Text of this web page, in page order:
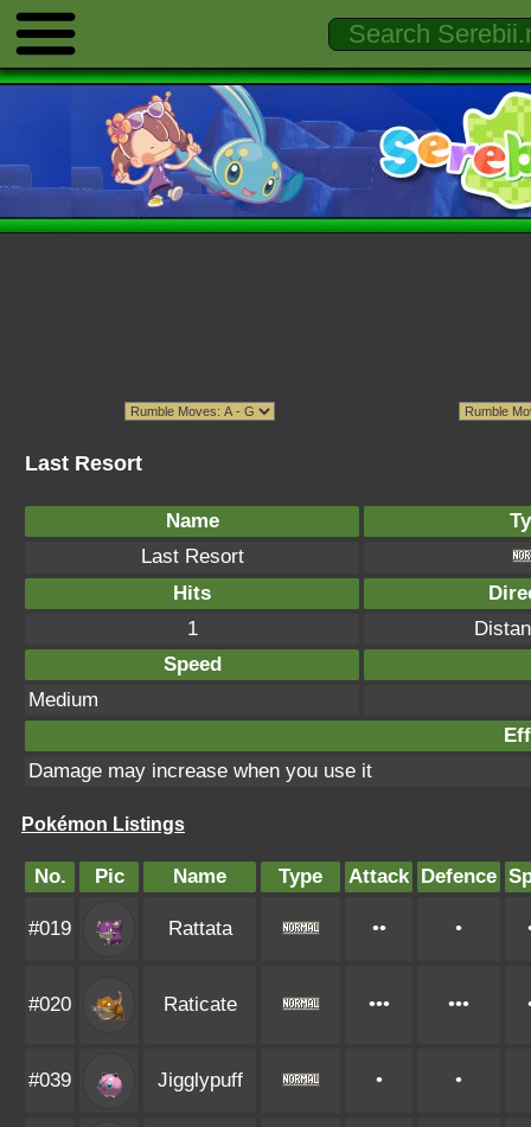
Last Resort
Name
Last Resort
Hits
1
Speed
Medium
Damage may increase when you use it
Pokémon Listings
No. Pic Name Type Attack Defence
#019 Rattata •• •
#020 Raticate ••• •••
#039 Jigglypuff • •